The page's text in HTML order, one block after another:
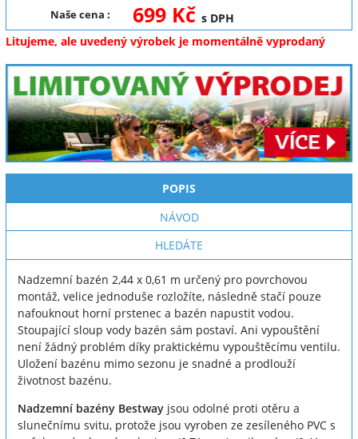
Naše cena : 699 Kč s DPH
Litujeme, ale uvedený výrobek je momentálně vyprodaný
POPIS
NÁVOD
HLEDÁTE
Nadzemní bazén 2,44 x 0,61 m určený pro povrchovou
montáž, velice jednoduše rozložíte, následně stačí pouze
nafouknout horní prstenec a bazén napustit vodou.
Stoupající sloup vody bazén sám postaví. Ani vypouštění
není žádný problém díky praktickému vypouštěcímu ventilu.
Uložení bazénu mimo sezonu je snadné a prodlouží
životnost bazénu.
Nadzemní bazény Bestway jsou odolné proti otěru a
slunečnímu svitu, protože jsou vyroben ze zesíleného PVC s